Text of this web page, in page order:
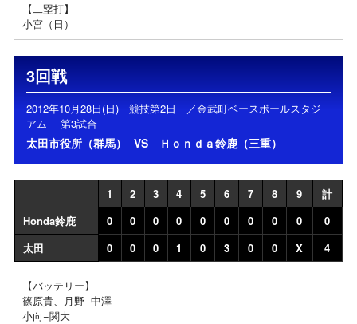
【二塁打】
小宮（日）
3回戦
2012年10月28日(日) 競技第2日 ／金武町ベースボールスタジ
アム 第3試合
太田市役所（群馬） VS Ｈｏｎｄａ鈴鹿（三重）
1 2 3 4 5 6 7 8 9
計
Honda鈴鹿
0 0 0 0 0 0 0 0 0
0
太田
0 0 0 1 0 3 0 0 X 4
【バッテリー】
篠原貴、月野−中澤
小向−関大